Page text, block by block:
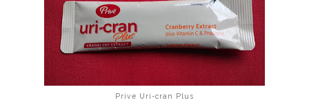
Prive Uri-cran Plus